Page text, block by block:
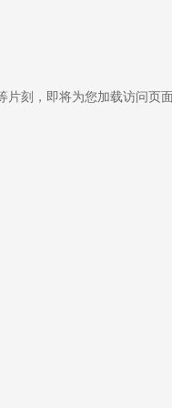
片刻，即将为您加载访问页